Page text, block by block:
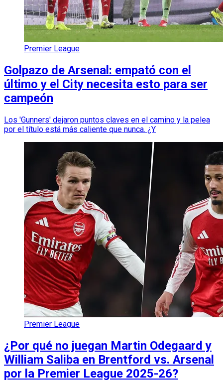
Premier League
Golpazo de Arsenal: empató con el
último y el City necesita esto para ser
campeón
Los 'Gunners' dejaron puntos claves en el camino y la pelea
por el título está más caliente que nunca. ¿Y
Premier League
¿Por qué no juegan Martin Odegaard y
William Saliba en Brentford vs. Arsenal
por la Premier League 2025-26?